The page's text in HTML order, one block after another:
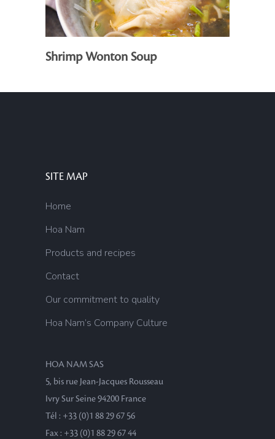
Shrimp Wonton Soup
SITE MAP
Home
Hoa Nam
Products and recipes
Contact
Our commitment to quality
Hoa Nam’s Company Culture
HOA NAM SAS
5, bis rue Jean-Jacques Rousseau
Ivry Sur Seine 94200 France
Tél : +33 (0)1 88 29 67 56
Fax : +33 (0)1 88 29 67 44